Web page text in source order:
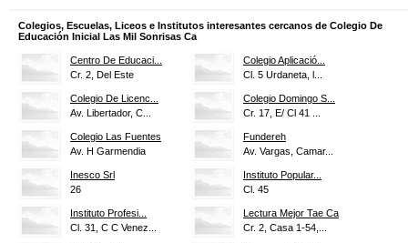
Colegios, Escuelas, Liceos e Institutos interesantes cercanos de Colegio De
Educación Inicial Las Mil Sonrisas Ca
Centro De Educaci...
Cr. 2, Del Este
Colegio Aplicació...
Cl. 5 Urdaneta, l...
Colegio De Licenc...
Av. Libertador, C...
Colegio Domingo S...
Cr. 17, E/ Cl 41 ...
Colegio Las Fuentes
Av. H Garmendia
Fundereh
Av. Vargas, Camar...
Inesco Srl
26
Instituto Popular...
Cl. 45
Instituto Profesi...
Cl. 31, C C Venez...
Lectura Mejor Tae Ca
Cr. 2, Casa 1-54,...